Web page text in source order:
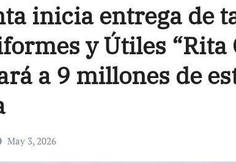
inicia entrega de
y Útiles “Rita
a 9 millones de
May 3, 2026